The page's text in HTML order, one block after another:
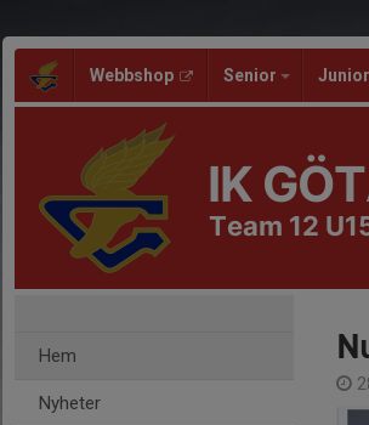
Webbshop Senior Junior
IK
Team 12
Hem
Nyheter